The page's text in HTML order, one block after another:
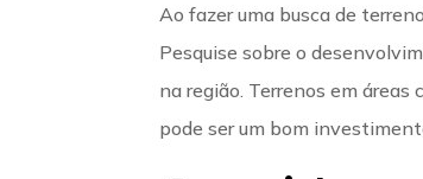
Ao fazer uma busca de
Pesquise sobre o
na região. Terrenos em
pode ser um bom